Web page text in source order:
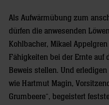
Als Aufwärmübung zum
dürfen die anwesenden
Kohlbacher, Mikael
Fähigkeiten bei der Ernte auf
Beweis stellen. Und
wie Hartmut Magin,
Grumbeere“, begeistert